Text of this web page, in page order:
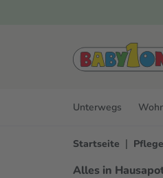
Zur Hauptnavigation
Unterwegs
Startseite | Pflege
Alles in